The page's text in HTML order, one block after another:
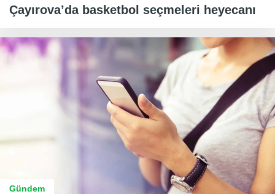
Çayırova’da basketbol seçmeleri heyecanı
Gündem